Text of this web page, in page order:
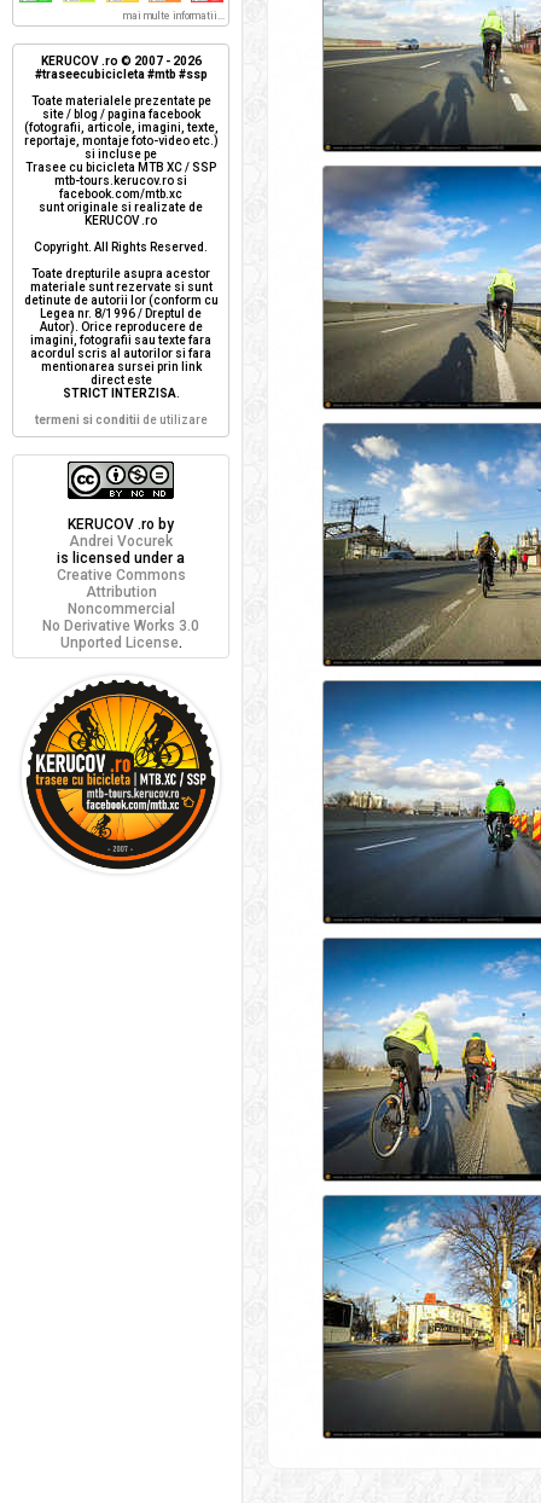
mai multe informatii...
KERUCOV .ro © 2007 - 2026
#traseecubicicleta #mtb #ssp
Toate materialele prezentate pe
site / blog / pagina facebook
(fotografii, articole, imagini, texte,
reportaje, montaje foto-video etc.)
si incluse pe
Trasee cu bicicleta MTB XC / SSP
mtb-tours.kerucov.ro si
facebook.com/mtb.xc
sunt originale si realizate de
KERUCOV .ro
Copyright. All Rights Reserved.
Toate drepturile asupra acestor
materiale sunt rezervate si sunt
detinute de autorii lor (conform cu
Legea nr. 8/1996 / Dreptul de
Autor). Orice reproducere de
imagini, fotografii sau texte fara
acordul scris al autorilor si fara
mentionarea sursei prin link
direct este
STRICT INTERZISA.
termeni si conditii de utilizare
KERUCOV .ro by
Andrei Vocurek
is licensed under a
Creative Commons
Attribution
Noncommercial
No Derivative Works 3.0
Unported License.